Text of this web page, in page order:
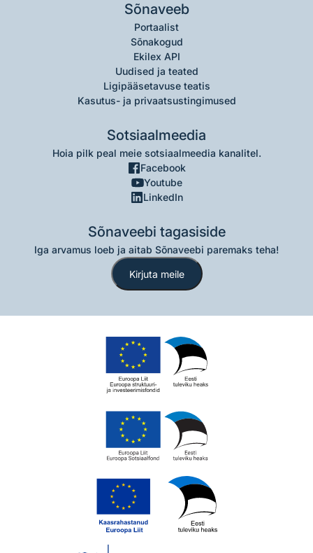
Sõnaveeb
Portaalist
Sõnakogud
Ekilex API
Uudised ja teated
Ligipääsetavuse teatis
Kasutus- ja privaatsustingimused
Sotsiaalmeedia
Hoia pilk peal meie sotsiaalmeedia kanalitel.
Facebook
Youtube
LinkedIn
Sõnaveebi tagasiside
Iga arvamus loeb ja aitab Sõnaveebi paremaks teha!
Kirjuta meile